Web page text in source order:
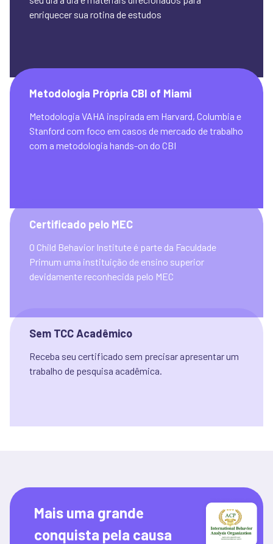
enriquecer sua rotina de estudos
Metodologia Própria CBI of Miami
Metodologia VAHA inspirada em Harvard, Columbia e
Stanford com foco em casos de mercado de trabalho
com a metodologia hands-on do CBI
Certificado pelo MEC
O Child Behavior Institute é parte da Faculdade
Primum uma instituição de ensino superior
devidamente reconhecida pelo MEC
Sem TCC Acadêmico
Receba seu certificado sem precisar apresentar um
trabalho de pesquisa acadêmica.
Mais uma grande
conquista pela causa